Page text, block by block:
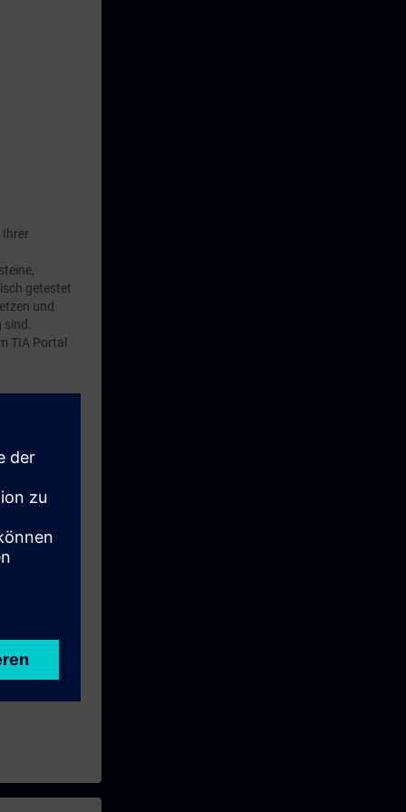
Ihrer
getestet
und
TIA Portal
vor
Ihre